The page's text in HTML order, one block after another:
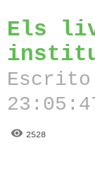
Els
2528